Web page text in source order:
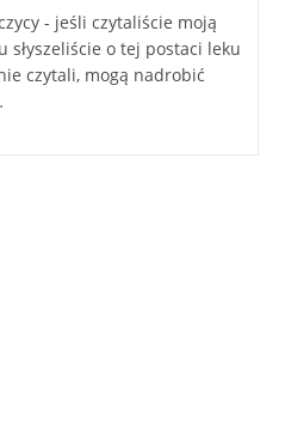
- jeśli czytaliście moją
słyszeliście o tej postaci leku
czytali, mogą nadrobić